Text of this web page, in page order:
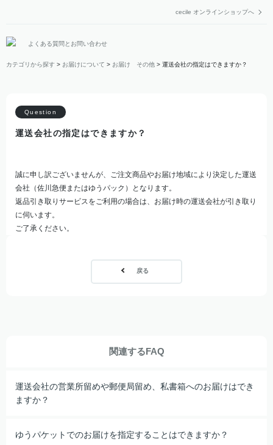
cecile オンラインショップへ
よくある質問とお問い合わせ
カテゴリから探す > お届けについて > お届け その他 > 運送会社の指定はできますか？
運送会社の指定はできますか？
誠に申し訳ございませんが、ご注文商品やお届け地域により決定した運送
会社（佐川急便またはゆうパック）となります。
返品引き取りサービスをご利用の場合は、お届け時の運送会社が引き取り
に伺います。
ご了承ください。
戻る
関連するFAQ
運送会社の営業所留めや郵便局留め、私書箱へのお届けはでき
ますか？
ゆうパケットでのお届けを指定することはできますか？